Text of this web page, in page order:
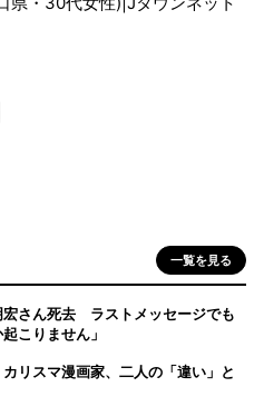
一覧を見る
宏さん死去 ラストメッセージでも
こりません」
リスマ漫画家、二人の「違い」と